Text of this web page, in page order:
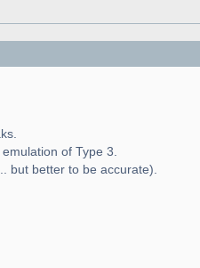
of Type 3.
but better to be accurate).